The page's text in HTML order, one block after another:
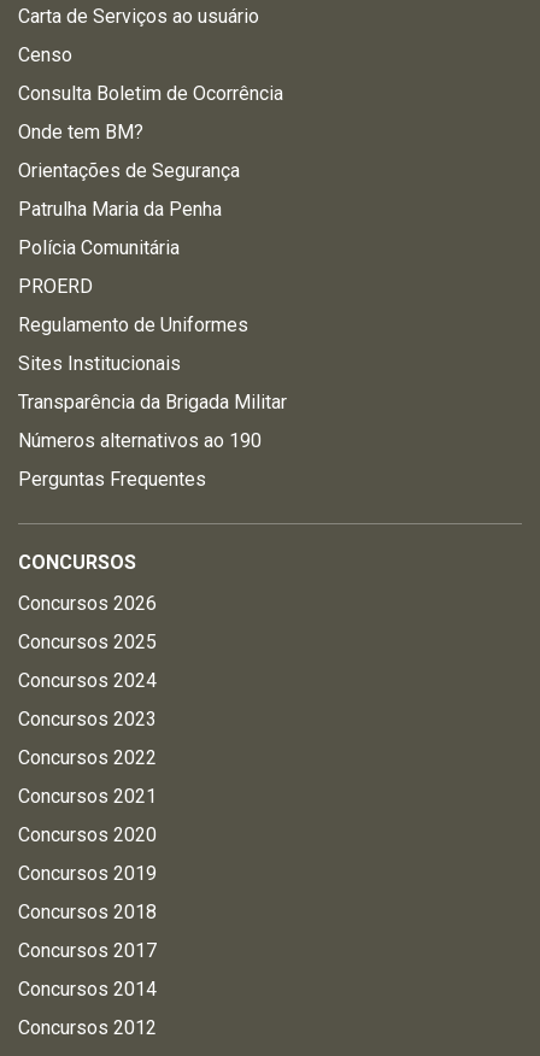
Carta de Serviços ao usuário
Censo
Consulta Boletim de Ocorrência
Onde tem BM?
Orientações de Segurança
Patrulha Maria da Penha
Polícia Comunitária
PROERD
Regulamento de Uniformes
Sites Institucionais
Transparência da Brigada Militar
Números alternativos ao 190
Perguntas Frequentes
CONCURSOS
Concursos 2026
Concursos 2025
Concursos 2024
Concursos 2023
Concursos 2022
Concursos 2021
Concursos 2020
Concursos 2019
Concursos 2018
Concursos 2017
Concursos 2014
Concursos 2012